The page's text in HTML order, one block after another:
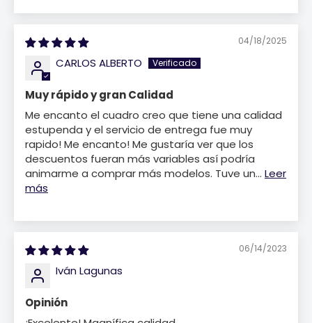
04/18/2025
CARLOS ALBERTO
Muy rápido y gran Calidad
Me encanto el cuadro creo que tiene una calidad
estupenda y el servicio de entrega fue muy
rapido! Me encanto! Me gustaría ver que los
descuentos fueran más variables así podría
animarme a comprar más modelos. Tuve un... Leer
más
06/14/2023
Iván Lagunas
Opinión